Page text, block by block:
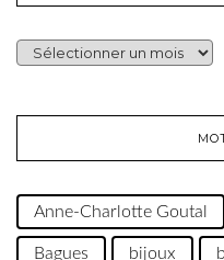
ARCHIVES…
Anne-Charlotte Goutal
Bagues bijoux